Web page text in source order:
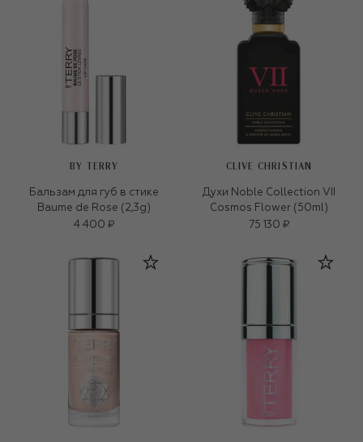
BY TERRY
Бальзам для губ в стике
Baume de Rose (2,3g)
4 400 ₽
CLIVE CHRISTIAN
Духи Noble Collection VII
Cosmos Flower (50ml)
75 130 ₽